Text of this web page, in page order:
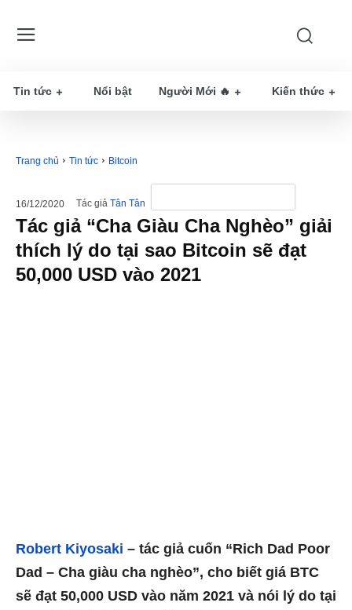
Tin tức Nổi bật Người Mới 🔥 Kiến thức
Trang chủ Tin tức Bitcoin
16/12/2020 Tác giả Tân Tân
Tác giả “Cha Giàu Cha Nghèo” giải
thích lý do tại sao Bitcoin sẽ đạt
50,000 USD vào 2021
Robert Kiyosaki – tác giả cuốn “Rich Dad Poor
Dad – Cha giàu cha nghèo”, cho biết giá BTC
sẽ đạt 50,000 USD vào năm 2021 và nói lý do tại